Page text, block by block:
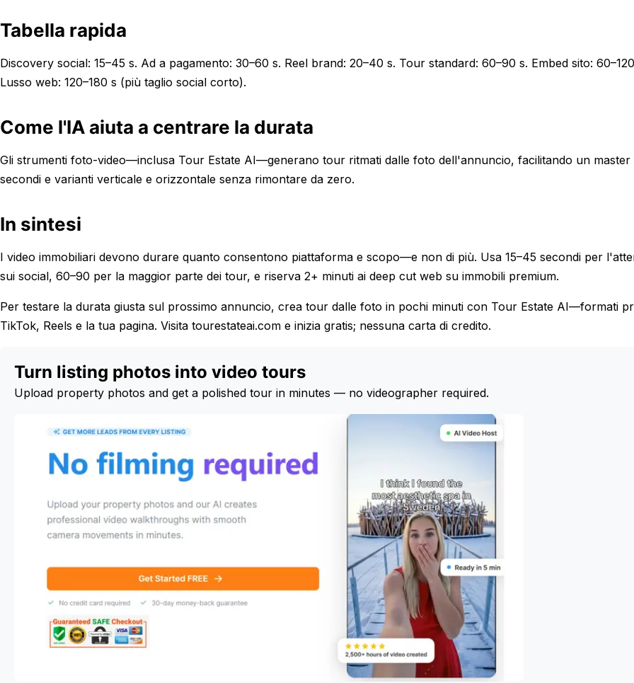
Tabella rapida
Discovery social: 15–45 s. Ad a pagamento: 30–60 s. Reel brand: 20–40 s. Tour standard: 60–90 s. Embed sito:
Lusso web: 120–180 s (più taglio social corto).
Come l'IA aiuta a centrare la durata
Gli strumenti foto-video—inclusa Tour Estate AI—generano tour ritmati dalle foto dell'annuncio, facilitando un master
secondi e varianti verticale e orizzontale senza rimontare da zero.
In sintesi
I video immobiliari devono durare quanto consentono piattaforma e scopo—e non di più. Usa 15–45 secondi per
sui social, 60–90 per la maggior parte dei tour, e riserva 2+ minuti ai deep cut web su immobili premium.
Per testare la durata giusta sul prossimo annuncio, crea tour dalle foto in pochi minuti con Tour Estate AI—formati
TikTok, Reels e la tua pagina. Visita tourestateai.com e inizia gratis; nessuna carta di credito.
Turn listing photos into video tours
Upload property photos and get a polished tour in minutes — no videographer required.